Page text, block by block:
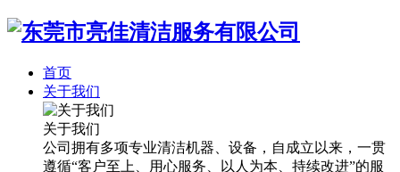
首页
关于我们
关于我们
公司拥有多项专业清洁机器、设备，自成立以来，一贯
遵循“客户至上、用心服务、以人为本、持续改进”的服